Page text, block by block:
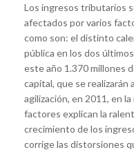
Los ingresos tributarios
afectados por varios
como son: el distinto
pública en los dos
este año 1.370 millones
capital, que se realizarán
agilización, en 2011, en
factores explican la
crecimiento de los
corrige las distorsiones